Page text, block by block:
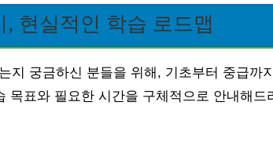
현실적인 학습 로드맵
지 궁금하신 분들을 위해, 기초부터 중급까
목표와 필요한 시간을 구체적으로 안내해드